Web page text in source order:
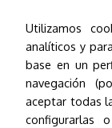
El suelo
entre el
✅ En el
Utilizamos
analíticos y
base en un
navegación
aceptar todas
configurarlas